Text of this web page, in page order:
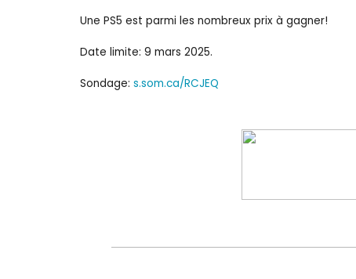
Une PS5 est parmi les nombreux prix à gagner!
Date limite: 9 mars 2025.
Sondage: s.som.ca/RCJEQ